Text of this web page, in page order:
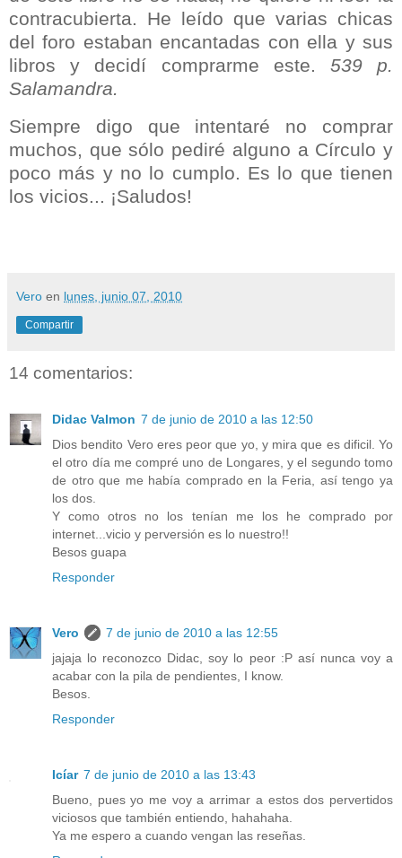
contracubierta. He leído que varias chicas
del foro estaban encantadas con ella y sus
libros y decidí comprarme este. 539 p.
Salamandra.
Siempre digo que intentaré no comprar
muchos, que sólo pediré alguno a Círculo y
poco más y no lo cumplo. Es lo que tienen
los vicios... ¡Saludos!
Vero en lunes, junio 07, 2010
Compartir
14 comentarios:
Didac Valmon 7 de junio de 2010 a las 12:50
Dios bendito Vero eres peor que yo, y mira que es dificil. Yo
el otro día me compré uno de Longares, y el segundo tomo
de otro que me había comprado en la Feria, así tengo ya
los dos.
Y como otros no los tenían me los he comprado por
internet...vicio y perversión es lo nuestro!!
Besos guapa
Responder
Vero
7 de junio de 2010 a las 12:55
jajaja lo reconozco Didac, soy lo peor :P así nunca voy a
acabar con la pila de pendientes, I know.
Besos.
Responder
Icíar 7 de junio de 2010 a las 13:43
Bueno, pues yo me voy a arrimar a estos dos pervertidos
viciosos que también entiendo, hahahaha.
Ya me espero a cuando vengan las reseñas.